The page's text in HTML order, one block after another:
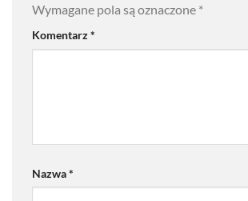
Wymagane pola są oznaczone *
Komentarz*
Nazwa*